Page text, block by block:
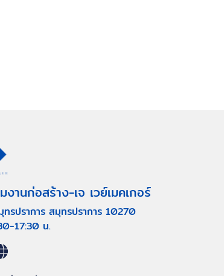
านก่อสร้าง-เจ เวย์เมคเกอร์
รปราการ สมุทรปราการ 10270
17:30 น.